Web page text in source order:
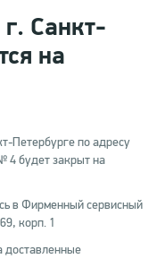
Санкт-
на
Петербурге по адресу
4 будет закрыт на
в Фирменный сервисный
корп. 1
доставленные